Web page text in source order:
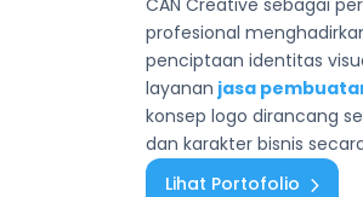
CAN Creative sebagai
profesional
penciptaan identitas
layanan jasa
konsep logo dirancang
dan karakter bisnis
Lihat Portofolio